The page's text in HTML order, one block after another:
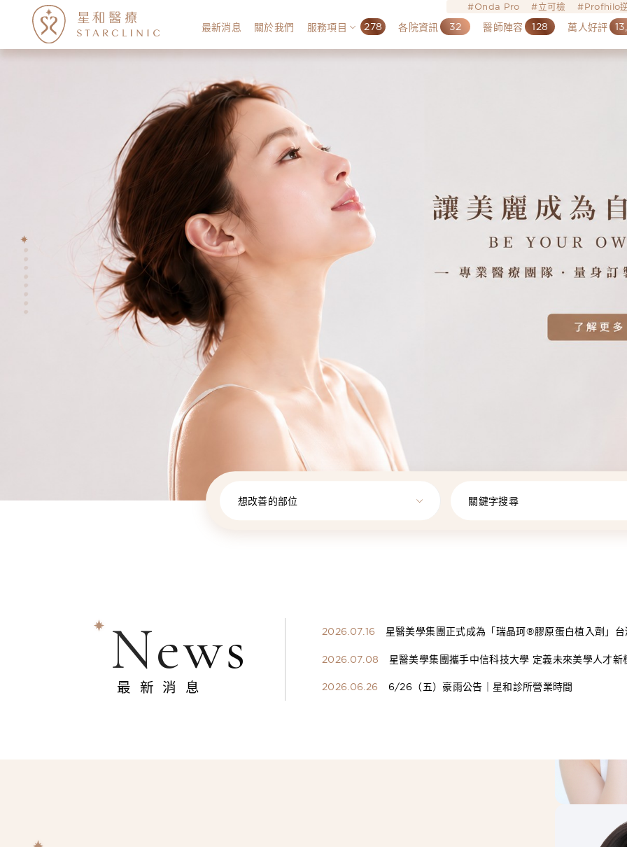
Onda Pro 立可檢 Profhilo
最新消息 關於我們 服務項目 278 各院資訊 32 醫師陣容 128 萬人好評
想改善的部位 關鍵字搜尋
News
最新消息
2026.07.16
星醫美學集團正式成為「瑞晶珂®膠原蛋白植入劑」
2026.07.08
星醫美學集團攜手中信科技大學 定義未來美學人才新
2026.06.26
6/26（五）豪雨公告｜星和診所營業時間